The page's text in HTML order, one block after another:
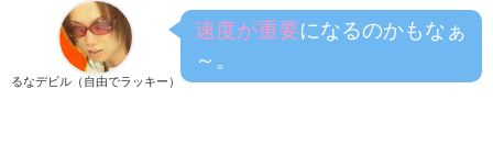
るなデビル（自由でラッキー）
速度が重要になるのかもなぁ
～。